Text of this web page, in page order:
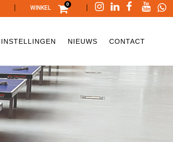
| WINKEL
0 |
INSTELLINGEN NIEUWS CONTACT